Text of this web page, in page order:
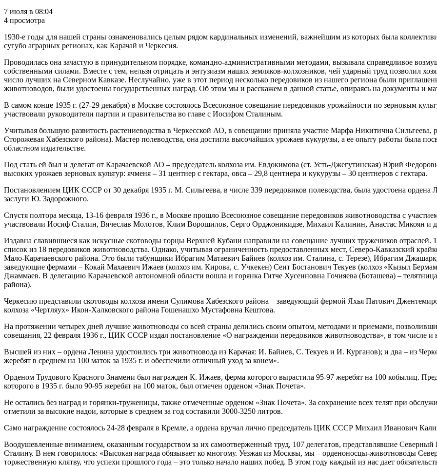
7 июля в 08:04
4 просмотра
1930-е годы для нашей страны ознаменовались целым рядом кардинальных изменений, важнейшим из которых была
сугубо аграрных регионах, как Карачай и Черкесия.
Проводилась она зачастую в принудительном порядке, командно-административными методами, вызывала справедливое
собственными силами. Вместе с тем, нельзя отрицать и энтузиазм наших земляков-колхозников, чей ударный труд позволил
число лучших на Северном Кавказе. Неслучайно, уже в этот период несколько передовиков из нашего региона были
животноводов, были удостоены государственных наград. Об этом мы и расскажем в данной статье, опираясь на документы и
В самом конце 1935 г. (27-29 декабря) в Москве состоялось Всесоюзное совещание передовиков урожайности по зерновым
участвовали руководители партии и правительства во главе с Иосифом Сталиным.
Учитывая большую развитость растениеводства в Черкесской АО, в совещании приняла участие Марфа Никитична Сильгеева,
Сторожевая Хабезского района). Мастер полеводства, она достигла высочайших урожаев кукурузы, а ее опыту работы была
областном издательстве.
Под стать ей был и делегат от Карачаевской АО – председатель колхоза им. Евдокимова (ст. Усть-Джегутинская) Юрий
высоких урожаев зерновых культур: ячменя – 31 центнер с гектара, овса – 29,8 центнера и кукурузы – 30 центнеров с гектара.
Постановлением ЦИК СССР от 30 декабря 1935 г. М. Сильгеева, в числе 339 передовиков полеводства, была удостоена
заслуги Ю. Задорожного.
Спустя полтора месяца, 13-16 февраля 1936 г., в Москве прошло Всесоюзное совещание передовиков животноводства с
участвовали Иосиф Сталин, Вячеслав Молотов, Клим Ворошилов, Серго Орджоникидзе, Михаил Калинин, Анастас Микоян и
Издавна славившиеся как искусные скотоводы горцы Верхней Кубани направили на совещание лучших тружеников отраслей.
список из 18 передовиков животноводства. Однако, учитывая ограниченность предоставленных мест, Северо-Кавказский
Мало-Карачаевского района. Это были табунщики Ибрагим Матаевич Байиев (колхоз им. Сталина, с. Терезе), Ибрагим
заведующие фермами – Кокай Махаевич Ижаев (колхоз им. Кирова, с. Учкекен) Сеит Бостанович Текуев (колхоз «Кызыл
Джаммаев. В делегацию Карачаевской автономной области вошла и горянка Гитче Хусеиновна Гочияева (Боташева) –
района).
Черкесию представили скотоводы колхоза имени Сулимова Хабезского района – заведующий фермой Яхья Патович
колхоза «Чертляух» Икон-Халковского района Гошенашхо Мустафовна Кештова.
На протяжении четырех дней лучшие животноводы со всей страны делились своим опытом, методами и приемами,
совещания, 22 февраля 1936 г., ЦИК СССР издал постановление «О награждении передовиков животноводства», в том числе и
Высшей из них – ордена Ленина удостоились три животновода из Карачая: И. Байиев, С. Текуев и И. Курганов); и два – из
жеребят в среднем на 100 маток за 1935 г. и обеспечили отличный уход за конем».
Орденом Трудового Красного Знамени был награжден К. Ижаев, ферма которого вырастила 95-97 жеребят на 100 кобылиц.
которого в 1935 г. было 90-95 жеребят на 100 маток, был отмечен орденом «Знак Почета».
Не остались без наград и горянки-труженицы, также отмеченные орденом «Знак Почета». За сохранение всех телят при
отметили за высокие надои, которые в среднем за год составили 3000-3250 литров.
Само награждение состоялось 24-28 февраля в Кремле, а ордена вручал лично председатель ЦИК СССР Михаил Иванович
Воодушевленные вниманием, оказанным государством за их самоотверженный труд, 107 делегатов, представлявшие
Сталину. В нем говорилось: «Высокая награда обязывает ко многому. Уезжая из Москвы, мы – орденоносцы-животноводы
торжественную клятву, что успехи прошлого года – это только начало наших побед. В этом году каждый из нас дает